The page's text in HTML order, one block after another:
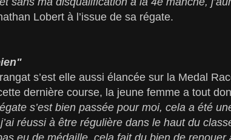
Lobert à l’issue de sa régate.
s’est elle aussi élancée sur la Medal
dernière course, la jeune femme a tout
s’est bien passée pour moi, cela a été
réussi à être régulière dans le haut du
eu de médaille, cela fait du bien de